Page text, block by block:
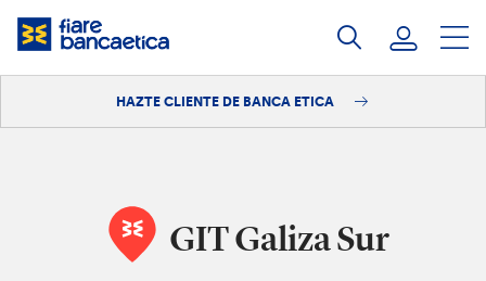
Saltar
HAZTE CLIENTE DE BANCA ETICA
GIT Galiza Sur